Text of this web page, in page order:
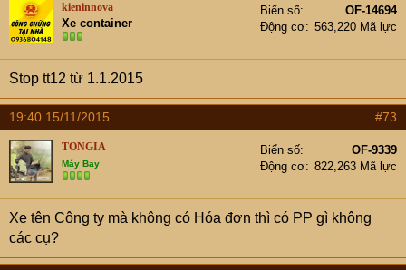
kieninnova
Xe container
Biển số
OF-14694
Động cơ
563,220 Mã lực
Stop tt12 từ 1.1.2015
19:40 15/11/2015 #73
TONGIA
Máy Bay
Biển số
OF-9339
Động cơ
822,263 Mã lực
Xe tên Công ty mà không có Hóa đơn thì có PP gì không
các cụ?